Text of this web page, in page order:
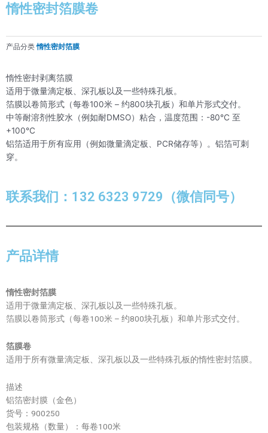
惰性密封箔膜卷
产品分类 惰性密封箔膜
惰性密封剥离箔膜
适用于微量滴定板、深孔板以及一些特殊孔板。
箔膜以卷筒形式（每卷100米 – 约800块孔板）和单片形式交付。
中等耐溶剂性胶水（例如耐DMSO）粘合，温度范围：-80°C 至
+100°C
铝箔适用于所有应用（例如微量滴定板、PCR储存等）。铝箔可刺
穿。
联系我们：132 6323 9729（微信同号）
产品详情
惰性密封箔膜
适用于微量滴定板、深孔板以及一些特殊孔板。
箔膜以卷筒形式（每卷100米 – 约800块孔板）和单片形式交付。
箔膜卷
适用于所有微量滴定板、深孔板以及一些特殊孔板的惰性密封箔膜。
描述
铝箔密封膜（金色）
货号：900250
包装规格（数量）：每卷100米